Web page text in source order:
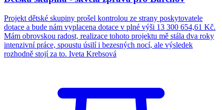
Projekt dětské skupiny prošel kontrolou ze strany poskytovatele
dotace a bude nám vyplacena dotace v plné výši 13 300 654,61 Kč.
Mám obrovskou radost, realizace tohoto projektu mě stála dva roky
intenzivní práce, spoustu úsilí i bezesných nocí, ale výsledek
rozhodně stojí za to. Iveta Krebsová